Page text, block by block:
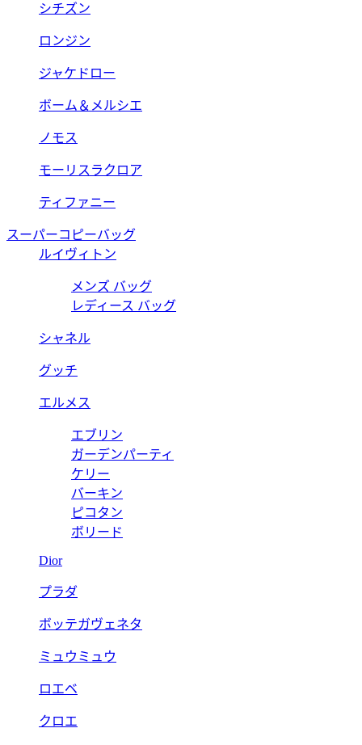
シチズン
ロンジン
ジャケドロー
ボーム＆メルシエ
ノモス
モーリスラクロア
ティファニー
スーパーコピーバッグ
ルイヴィトン
メンズ バッグ
レディース バッグ
シャネル
グッチ
エルメス
エブリン
ガーデンパーティ
ケリー
バーキン
ピコタン
ボリード
Dior
プラダ
ボッテガヴェネタ
ミュウミュウ
ロエベ
クロエ